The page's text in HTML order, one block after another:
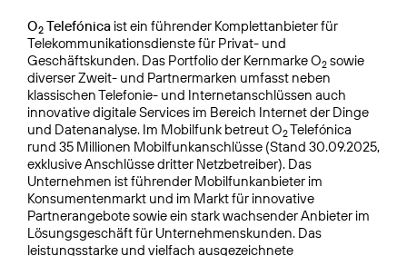
O2 Telefónica ist ein führender Komplettanbieter für
Telekommunikationsdienste für Privat- und
Geschäftskunden. Das Portfolio der Kernmarke O2 sowie
diverser Zweit- und Partnermarken umfasst neben
klassischen Telefonie- und Internetanschlüssen auch
innovative digitale Services im Bereich Internet der Dinge
und Datenanalyse. Im Mobilfunk betreut O2Telefónica
rund 35 Millionen Mobilfunkanschlüsse (Stand 30.09.2025,
exklusive Anschlüsse dritter Netzbetreiber). Das
Unternehmen ist führender Mobilfunkanbieter im
Konsumentenmarkt und im Markt für innovative
Partnerangebote sowie ein stark wachsender Anbieter im
Lösungsgeschäft für Unternehmenskunden. Das
leistungsstarke und vielfach ausgezeichnete